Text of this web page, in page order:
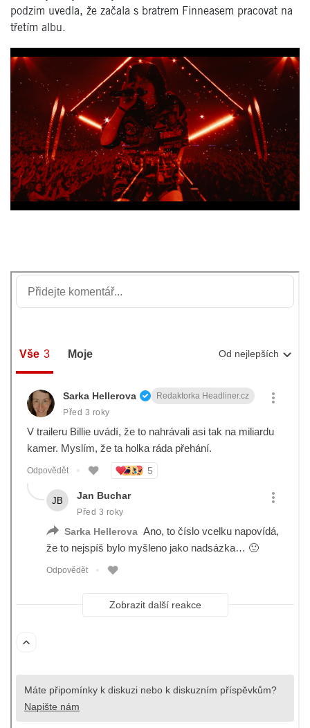
podzim uvedla, že začala s bratrem Finneasem pracovat na
třetím albu.